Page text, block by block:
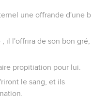
une offrande d'une
il l'offrira de son bon gré,
propitiation pour lui.
le sang, et ils